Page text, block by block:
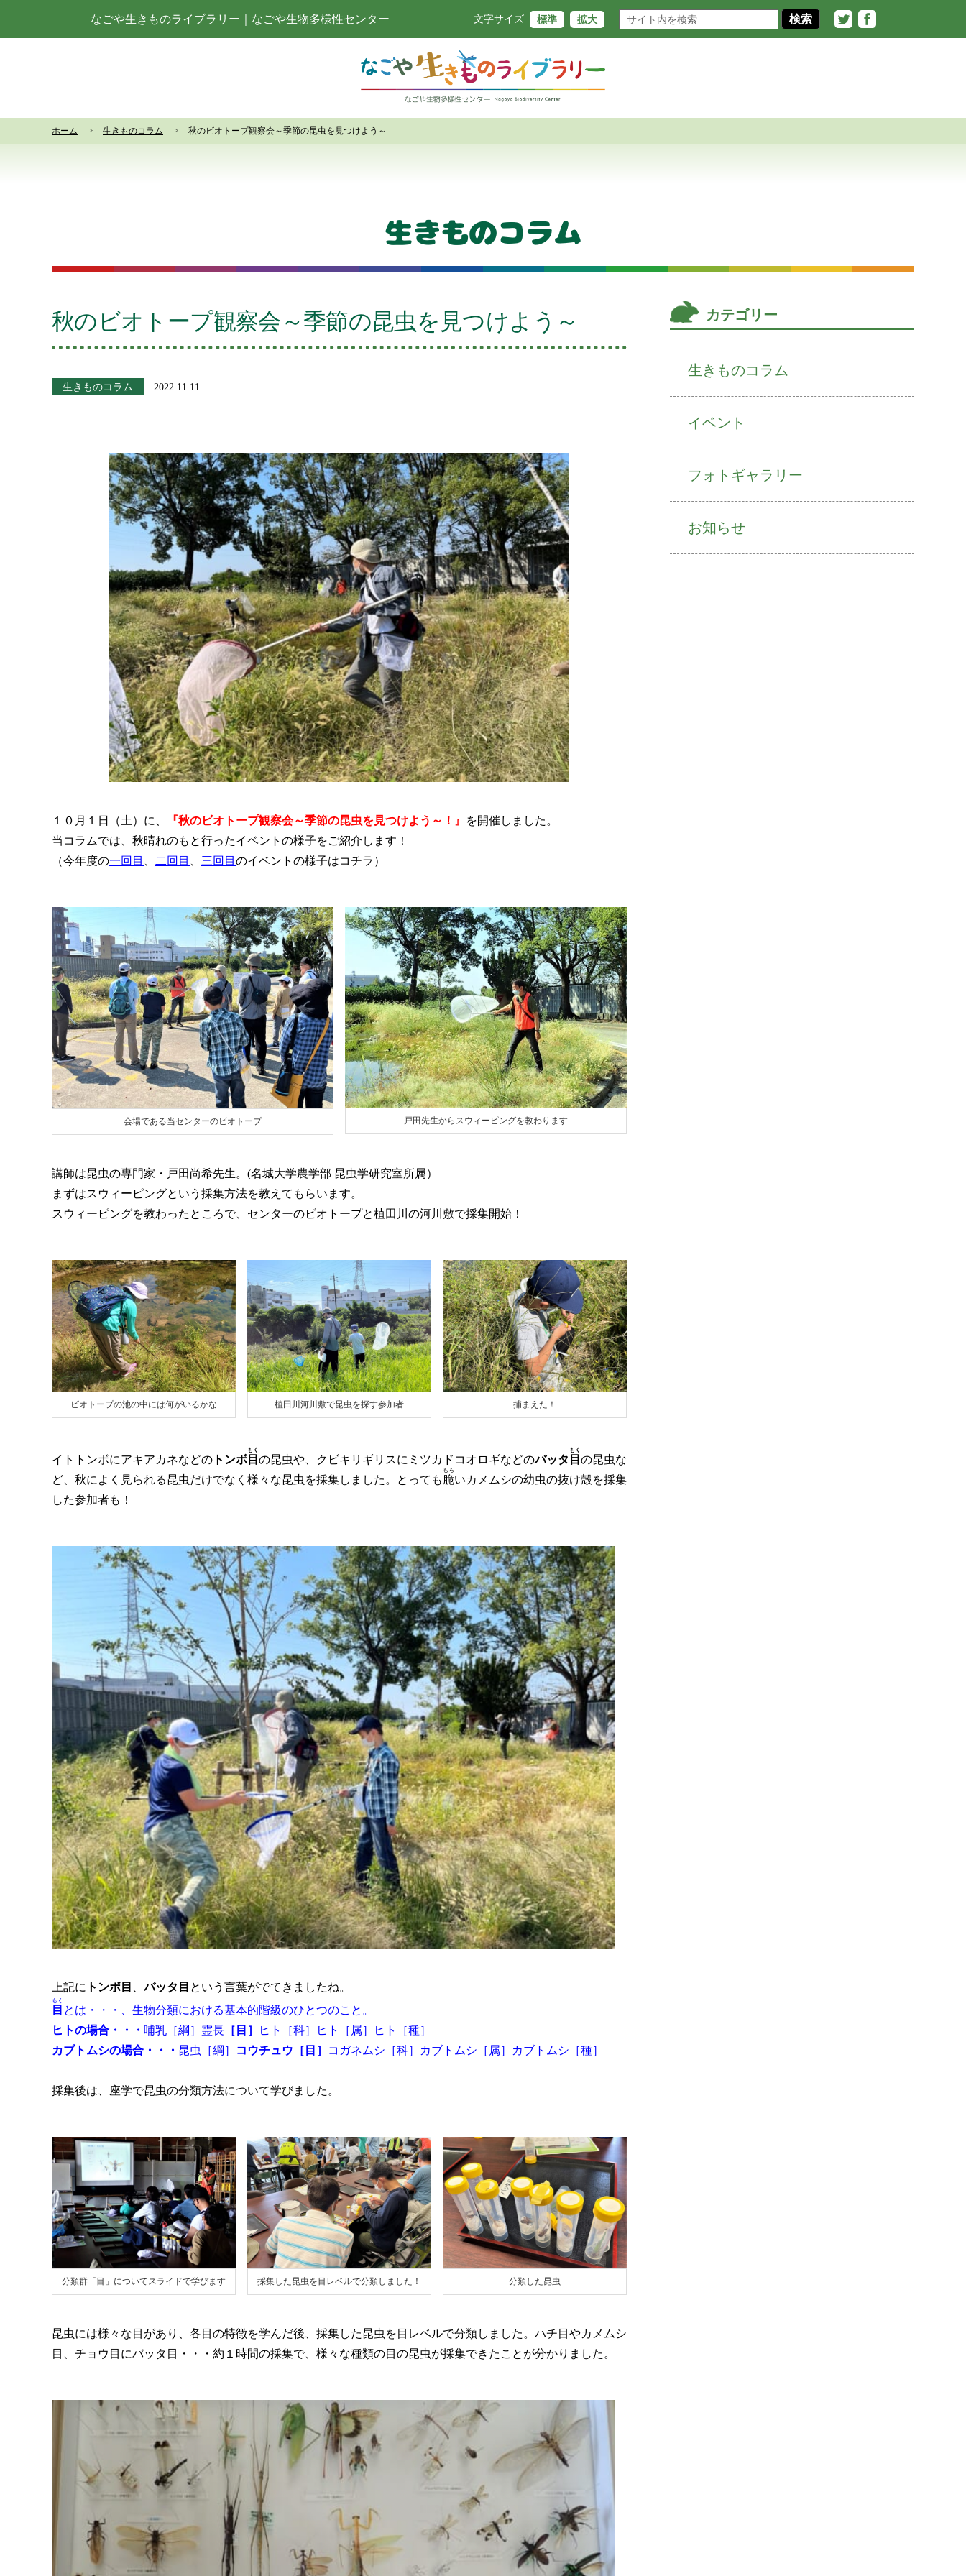
なごや生きものライブラリー なごや生物多様性センター 文字サイズ 標準 拡大 TwitterFacebook
ホーム 生きものコラム 秋のビオトープ観察会～季節の昆虫を見つけよう～
生きものコラム
秋のビオトープ観察会～季節の昆虫を見つけよう～
生きものコラム 2022.11.11
１０月１日（土）に、 『秋のビオトープ観察会～季節の昆虫を見つけよう～！』
を開催しました。
当コラムでは、秋晴れのもと行ったイベントの様子をご紹介します！
（今年度の一回目 二回目 三回目 のイベントの様子はコチラ）
会場である当センターのビオトープ 戸田先生からスウィーピングを教わります
講師は昆虫の専門家・戸田尚希先生。(名城大学農学部 昆虫学研究室所属）
まずはスウィーピングという採集方法を教えてもらいます。
スウィーピングを教わったところで、センターのビオトープと植田川の河川敷で採集開始！
ビオトープの池の中には何がいるかな 植田川河川敷で昆虫を探す参加者 捕まえた！
イトトンボにアキアカネなどの トンボ 目
もく
の昆虫や、クビキリギリスにミツカドコオロギなどのバッタ 目
もく
の昆虫な
ど、秋によく見られる昆虫だけでなく様々な昆虫を採集しました。とっても脆
もろ
いカメムシの幼虫の抜け殻を採集
した参加者も！
上記に トンボ目 、バッタ目 という言葉がでてきましたね。
目
もく
とは・・・、生物分類における基本的階級のひとつのこと。
ヒトの場合・・・ 哺乳［綱］霊長 ［目］
ヒト［科］ヒト［属］ヒト［種］
カブトムシの場合・・・ 昆虫［綱］ コウチュウ［目］ コガネムシ［科］カブトムシ［属］カブトムシ［種］
採集後は、座学で昆虫の分類方法について学びました。
分類群「目」についてスライドで学びます 採集した昆虫を目レベルで分類しました！ 分類した昆虫
昆虫には様々な目があり、各目の特徴を学んだ後、採集した昆虫を目レベルで分類しました。ハチ目やカメムシ
目、チョウ目にバッタ目・・・約１時間の採集で、様々な種類の目の昆虫が採集できたことが分かりました。
カテゴリー
生きものコラム
イベント
フォトギャラリー
お知らせ